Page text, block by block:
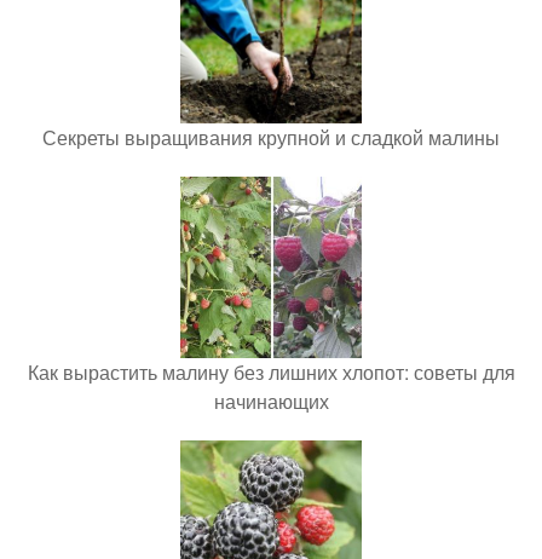
Секреты выращивания крупной и сладкой малины
Как вырастить малину без лишних хлопот: советы для
начинающих